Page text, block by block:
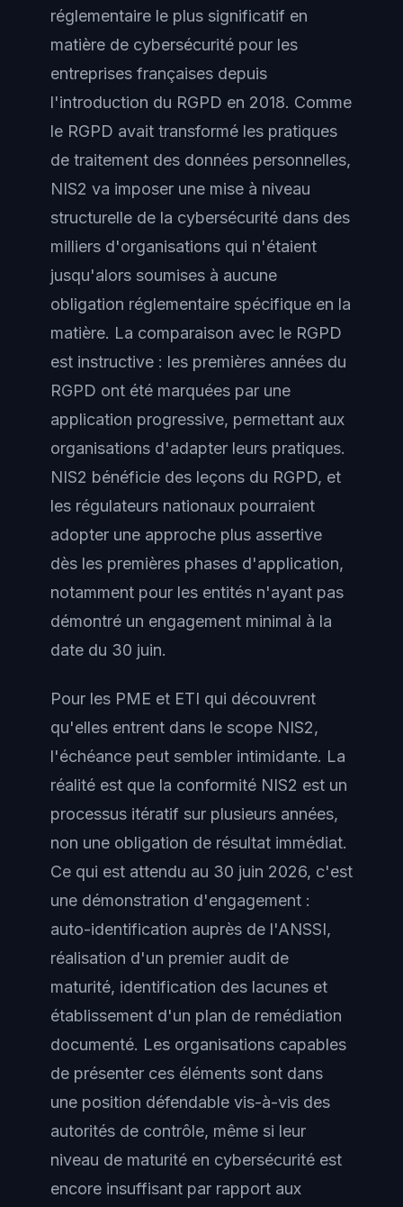
réglementaire le plus significatif en
matière de cybersécurité pour les
entreprises françaises depuis
l'introduction du RGPD en 2018. Comme
le RGPD avait transformé les pratiques
de traitement des données personnelles,
NIS2 va imposer une mise à niveau
structurelle de la cybersécurité dans des
milliers d'organisations qui n'étaient
jusqu'alors soumises à aucune
obligation réglementaire spécifique en la
matière. La comparaison avec le RGPD
est instructive : les premières années du
RGPD ont été marquées par une
application progressive, permettant aux
organisations d'adapter leurs pratiques.
NIS2 bénéficie des leçons du RGPD, et
les régulateurs nationaux pourraient
adopter une approche plus assertive
dès les premières phases d'application,
notamment pour les entités n'ayant pas
démontré un engagement minimal à la
date du 30 juin.
Pour les PME et ETI qui découvrent
qu'elles entrent dans le scope NIS2,
l'échéance peut sembler intimidante. La
réalité est que la conformité NIS2 est un
processus itératif sur plusieurs années,
non une obligation de résultat immédiat.
Ce qui est attendu au 30 juin 2026, c'est
une démonstration d'engagement :
auto-identification auprès de l'ANSSI,
réalisation d'un premier audit de
maturité, identification des lacunes et
établissement d'un plan de remédiation
documenté. Les organisations capables
de présenter ces éléments sont dans
une position défendable vis-à-vis des
autorités de contrôle, même si leur
niveau de maturité en cybersécurité est
encore insuffisant par rapport aux